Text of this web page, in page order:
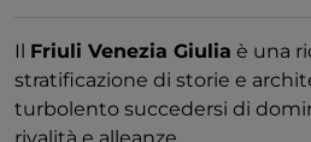
Il Friuli Venezia Giulia è una
stratificazione di storie e
turbolento succedersi di